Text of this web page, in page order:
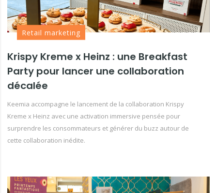
Retail marketing
Krispy Kreme x Heinz : une Breakfast
Party pour lancer une collaboration
décalée
Keemia accompagne le lancement de la collaboration Krispy
Kreme x Heinz avec une activation immersive pensée pour
surprendre les consommateurs et générer du buzz autour de
cette collaboration inédite.